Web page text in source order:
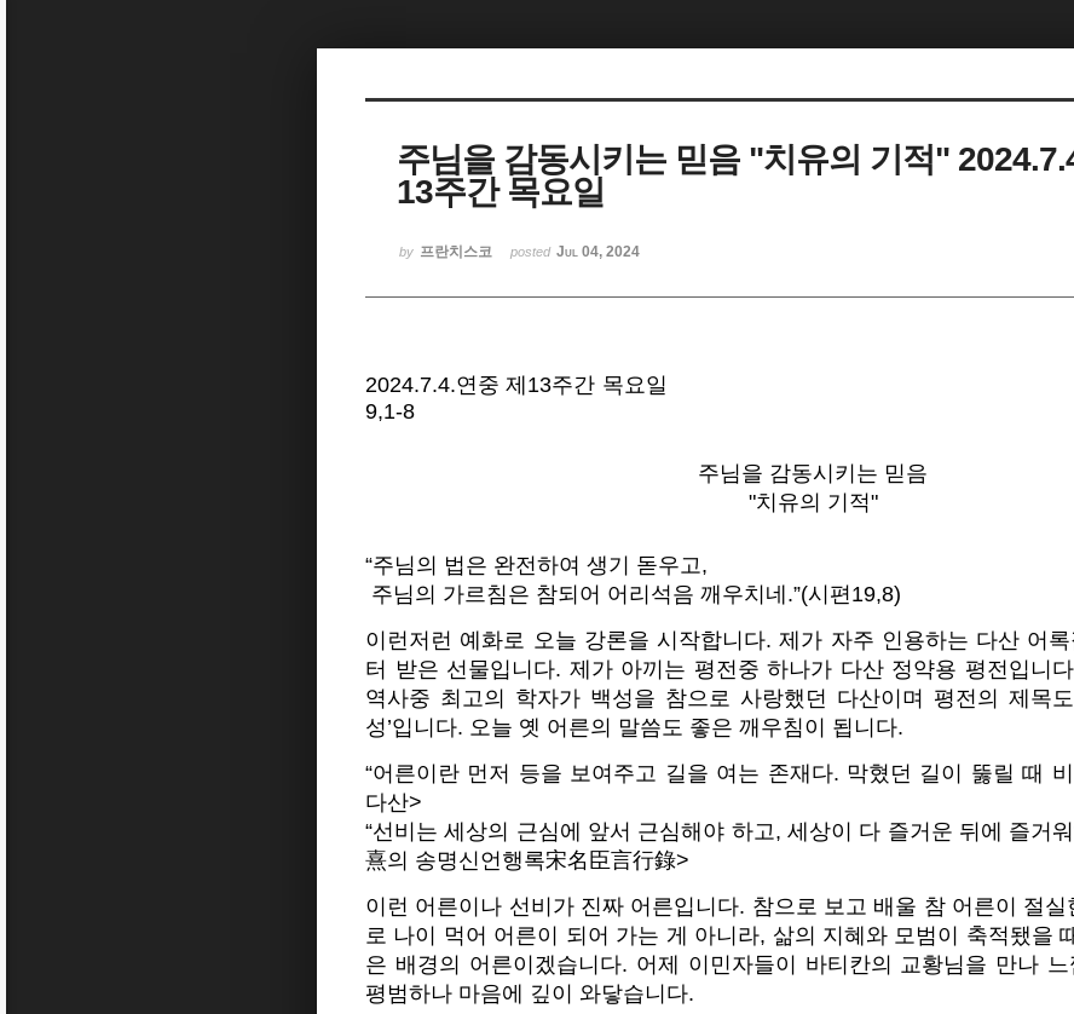
주님을 감동시키는 믿음 "치유의 기적"
13주간 목요일
by 프란치스코 posted Jul 04, 2024
2024.7.4.연중 제13주간 목요일
9,1-8
주님을 감동시키는 믿음
"치유의 기적"
“주님의 법은 완전하여 생기 돋우고,
주님의 가르침은 참되어 어리석음 깨우치네.”(시편19,8)
이런저런 예화로 오늘 강론을 시작합니다. 제가 자주 인용하는 다산 어
터 받은 선물입니다. 제가 아끼는 평전중 하나가 다산 정약용 평전입니
역사중 최고의 학자가 백성을 참으로 사랑했던 다산이며 평전의 제목도
성’입니다. 오늘 옛 어른의 말씀도 좋은 깨우침이 됩니다.
“어른이란 먼저 등을 보여주고 길을 여는 존재다. 막혔던 길이 뚫릴 때
다산>
“선비는 세상의 근심에 앞서 근심해야 하고, 세상이 다 즐거운 뒤에 즐거
熹의 송명신언행록宋名臣言行錄>
이런 어른이나 선비가 진짜 어른입니다. 참으로 보고 배울 참 어른이 절실
로 나이 먹어 어른이 되어 가는 게 아니라, 삶의 지혜와 모범이 축적됐을
은 배경의 어른이겠습니다. 어제 이민자들이 바티칸의 교황님을 만나
평범하나 마음에 깊이 와닿습니다.
Sketchbook5, 스케치북5
Sketchbook5, 스케치북5